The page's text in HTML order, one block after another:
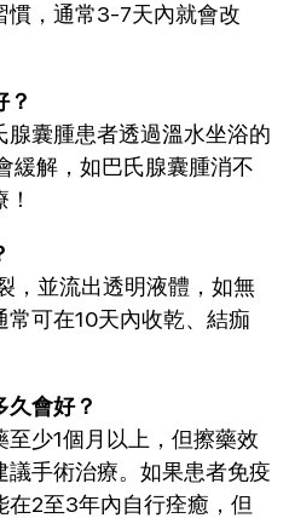
慣，通常3-7天內就會改
？
腺囊腫患者透過溫水坐浴的
緩解，如巴氏腺囊腫消不
，並流出透明液體，如無
常可在10天內收乾、結痂
久會好？
少1個月以上，但擦藥效
議手術治療。如果患者免疫
在2至3年內自行痊癒，但